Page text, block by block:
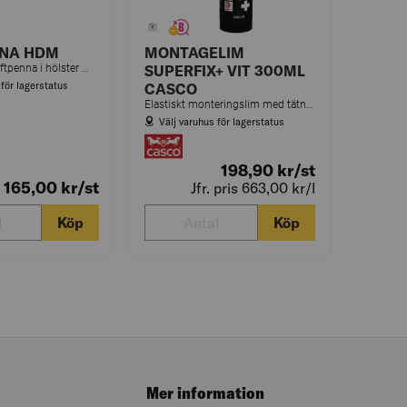
HDM
lagerstatus
165,00 kr/st
Köp
MONTAGELIM
SUPERFIX+ VIT 300ML
CASCO
Välj varuhus för lagerstatus
198,90 kr/st
Jfr. pris 663,00 kr/l
Köp
Mer information